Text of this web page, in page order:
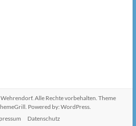
Wehrendorf. Alle Rechte vorbehalten. Theme
Powered by:WordPress.
Datenschutz